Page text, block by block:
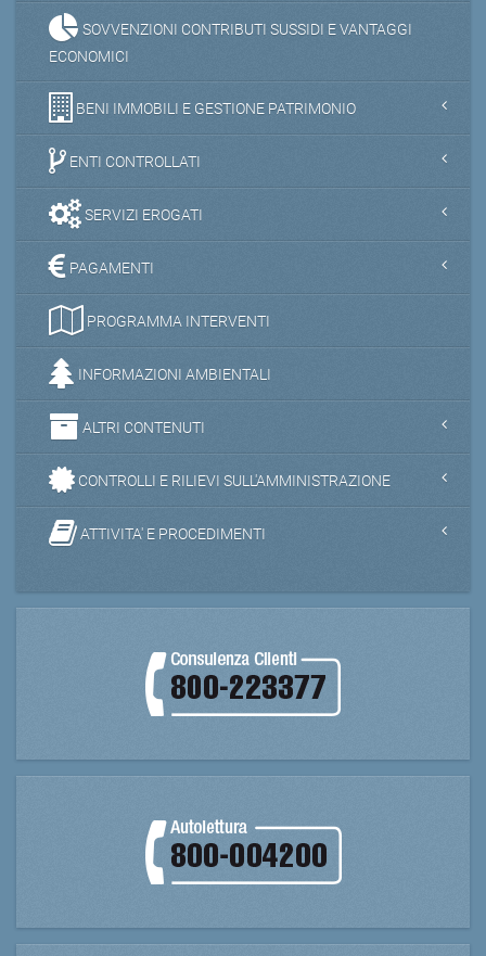
SOVVENZIONI CONTRIBUTI SUSSIDI E VANTAGGI
ECONOMICI
BENI IMMOBILI E GESTIONE PATRIMONIO
ENTI CONTROLLATI
SERVIZI EROGATI
PAGAMENTI
PROGRAMMA INTERVENTI
INFORMAZIONI AMBIENTALI
ALTRI CONTENUTI
CONTROLLI E RILIEVI SULL'AMMINISTRAZIONE
ATTIVITA' E PROCEDIMENTI